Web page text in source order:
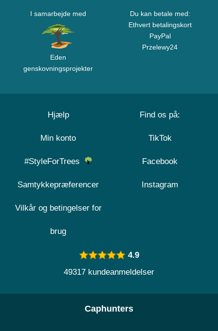
I samarbejde med
Eden
genskovningsprojekter
Du kan betale med:
Ethvert betalingskort
PayPal
Przelewy24
Hjælp
Min konto
#StyleForTrees
Samtykkepræferencer
Vilkår og betingelser for
brug
Find os på:
TikTok
Facebook
Instagram
4.9
49317 kundeanmeldelser
Caphunters